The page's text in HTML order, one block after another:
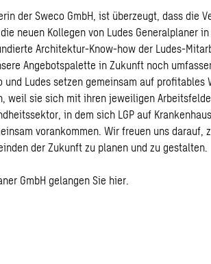
der Sweco GmbH, ist überzeugt, dass die
neuen Kollegen von Ludes Generalplaner in
Architektur-Know-how der Ludes-
Angebotspalette in Zukunft noch
und Ludes setzen gemeinsam auf profitables
weil sie sich mit ihren jeweiligen
in dem sich LGP auf
vorankommen. Wir freuen uns darauf,
der Zukunft zu planen und zu gestalten.
GmbH gelangen Sie hier.